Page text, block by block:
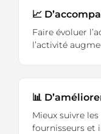
📈
Faire évoluer
l’activité
📊
Mieux suivre
fournisseurs et